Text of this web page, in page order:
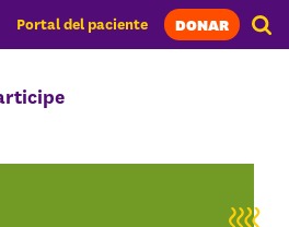
Portal del paciente DONAR